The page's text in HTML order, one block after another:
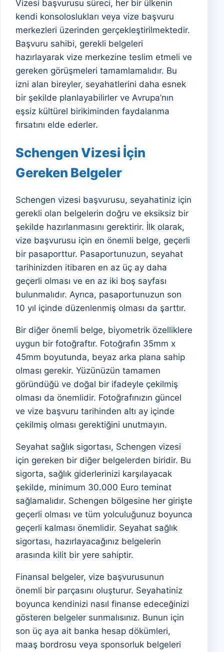
Vizesi başvurusu süreci, her bir ülkenin
kendi konsoloslukları veya vize başvuru
merkezleri üzerinden gerçekleştirilmektedir.
Başvuru sahibi, gerekli belgeleri
hazırlayarak vize merkezine teslim etmeli ve
gereken görüşmeleri tamamlamalıdır. Bu
izni alan bireyler, seyahatlerini daha esnek
bir şekilde planlayabilirler ve Avrupa’nın
eşsiz kültürel birikiminden faydalanma
fırsatını elde ederler.
Schengen Vizesi İçin
Gereken Belgeler
Schengen vizesi başvurusu, seyahatiniz için
gerekli olan belgelerin doğru ve eksiksiz bir
şekilde hazırlanmasını gerektirir. İlk olarak,
vize başvurusu için en önemli belge, geçerli
bir pasaporttur. Pasaportunuzun, seyahat
tarihinizden itibaren en az üç ay daha
geçerli olması ve en az iki boş sayfası
bulunmalıdır. Ayrıca, pasaportunuzun son
10 yıl içinde düzenlenmiş olması da şarttır.
Bir diğer önemli belge, biyometrik özelliklere
uygun bir fotoğraftır. Fotoğrafın 35mm x
45mm boyutunda, beyaz arka plana sahip
olması gerekir. Yüzünüzün tamamen
göründüğü ve doğal bir ifadeyle çekilmiş
olması da önemlidir. Fotoğrafınızın güncel
ve vize başvuru tarihinden altı ay içinde
çekilmiş olması gerektiğini unutmayın.
Seyahat sağlık sigortası, Schengen vizesi
için gereken bir diğer belgelerden biridir. Bu
sigorta, sağlık giderlerinizi karşılayacak
şekilde, minimum 30.000 Euro teminat
sağlamalıdır. Schengen bölgesine her girişte
geçerli olması ve tüm yolculuğunuz boyunca
geçerli kalması önemlidir. Seyahat sağlık
sigortası, hazırlayacağınız belgelerin
arasında kilit bir yere sahiptir.
Finansal belgeler, vize başvurusunun
önemli bir parçasını oluşturur. Seyahatiniz
boyunca kendinizi nasıl finanse edeceğinizi
gösteren belgeler sunmalısınız. Bunun için
son üç aya ait banka hesap dökümleri,
maaş bordrosu veya sponsorluk belgeleri